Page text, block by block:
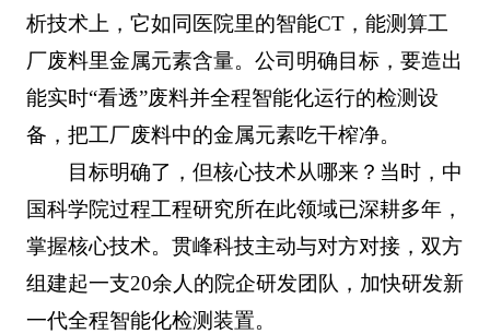
析技术上，它如同医院里的智能CT，能测算工
厂废料里金属元素含量。公司明确目标，要造出
能实时“看透”废料并全程智能化运行的检测设
备，把工厂废料中的金属元素吃干榨净。
目标明确了，但核心技术从哪来？当时，中
国科学院过程工程研究所在此领域已深耕多年，
掌握核心技术。贯峰科技主动与对方对接，双方
组建起一支20余人的院企研发团队，加快研发新
一代全程智能化检测装置。